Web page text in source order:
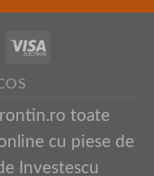
toate
cu piese de
Investescu